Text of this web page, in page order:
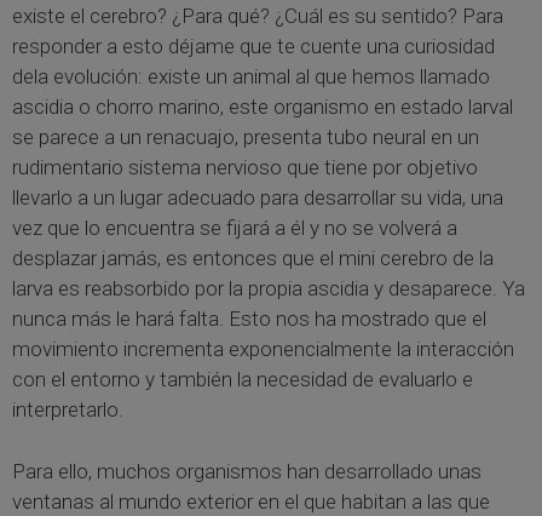
existe el cerebro? ¿Para qué? ¿Cuál es su sentido? Para
responder a esto déjame que te cuente una curiosidad
dela evolución: existe un animal al que hemos llamado
ascidia o chorro marino, este organismo en estado larval
se parece a un renacuajo, presenta tubo neural en un
rudimentario sistema nervioso que tiene por objetivo
llevarlo a un lugar adecuado para desarrollar su vida, una
vez que lo encuentra se fijará a él y no se volverá a
desplazar jamás, es entonces que el mini cerebro de la
larva es reabsorbido por la propia ascidia y desaparece. Ya
nunca más le hará falta. Esto nos ha mostrado que el
movimiento incrementa exponencialmente la interacción
con el entorno y también la necesidad de evaluarlo e
interpretarlo.
Para ello, muchos organismos han desarrollado unas
ventanas al mundo exterior en el que habitan a las que